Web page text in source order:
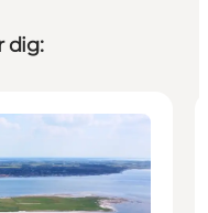
dig: